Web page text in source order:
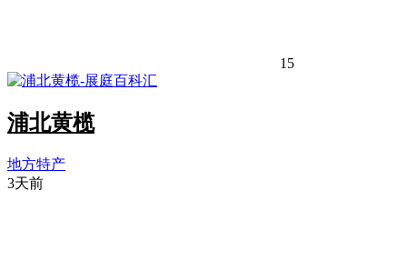
15
浦北黄榄
地方特产
3天前